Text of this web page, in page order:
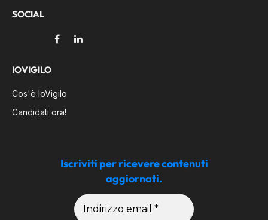
SOCIAL
FacebookLinkedIn
IOVIGILO
Cos'è IoVigilo
Candidati ora!
Iscriviti per ricevere contenuti
aggiornati.